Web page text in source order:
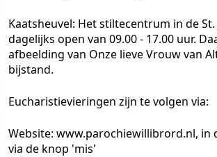
Kaatsheuvel: Het stiltecentrum in de St.
dagelijks open van 09.00 - 17.00 uur.
afbeelding van Onze lieve Vrouw van
bijstand.
Eucharistievieringen zijn te volgen via:
Website: www.parochiewillibrord.nl, in
via de knop 'mis'